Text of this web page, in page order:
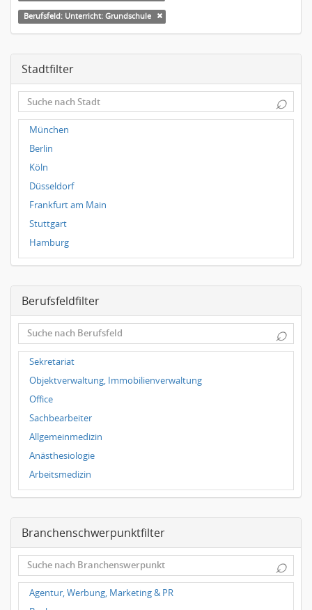
Berufsfeld: Unterricht: Grundschule
Stadtfilter
⌕
München
Berlin
Köln
Düsseldorf
Frankfurt am Main
Stuttgart
Hamburg
Frankfurt
Magdeburg
Leipzig
Dortmund
Wuppertal
Hallbergmoos
Würzburg
Grünwald
Ulm
Bielefeld
Hannover
Duisburg
Berufsfeldfilter
⌕
Sekretariat
Objektverwaltung, Immobilienverwaltung
Office
Sachbearbeiter
Allgemeinmedizin
Anästhesiologie
Arbeitsmedizin
Augenheilkunde
Frauenheilkunde, Geburtshilfe
Hals-Nasen-Ohrenheilkunde
Hautkrankheiten, Geschlechtskrankheiten
Hygienemedizin, Umweltmedizin
Innere Medizin
Branchenschwerpunktfilter
⌕
Agentur, Werbung, Marketing & PR